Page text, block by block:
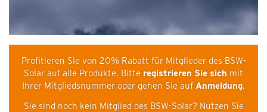
Profitieren Sie von 20% Rabatt für Mitglieder des BSW-
Solar auf alle Produkte. Bitte registrieren Sie sich mit
Ihrer Mitgliedsnummer oder gehen Sie auf Anmeldung.
Sie sind noch kein Mitglied des BSW-Solar? Nutzen Sie